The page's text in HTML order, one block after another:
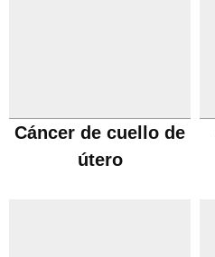
Cáncer de cuello de
útero